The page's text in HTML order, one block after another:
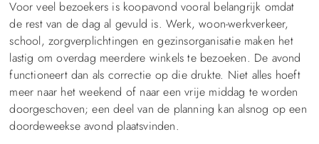
Voor veel bezoekers is koopavond vooral belangrijk omdat
de rest van de dag al gevuld is. Werk, woon-werkverkeer,
school, zorgverplichtingen en gezinsorganisatie maken het
lastig om overdag meerdere winkels te bezoeken. De avond
functioneert dan als correctie op die drukte. Niet alles hoeft
meer naar het weekend of naar een vrije middag te worden
doorgeschoven; een deel van de planning kan alsnog op een
doordeweekse avond plaatsvinden.